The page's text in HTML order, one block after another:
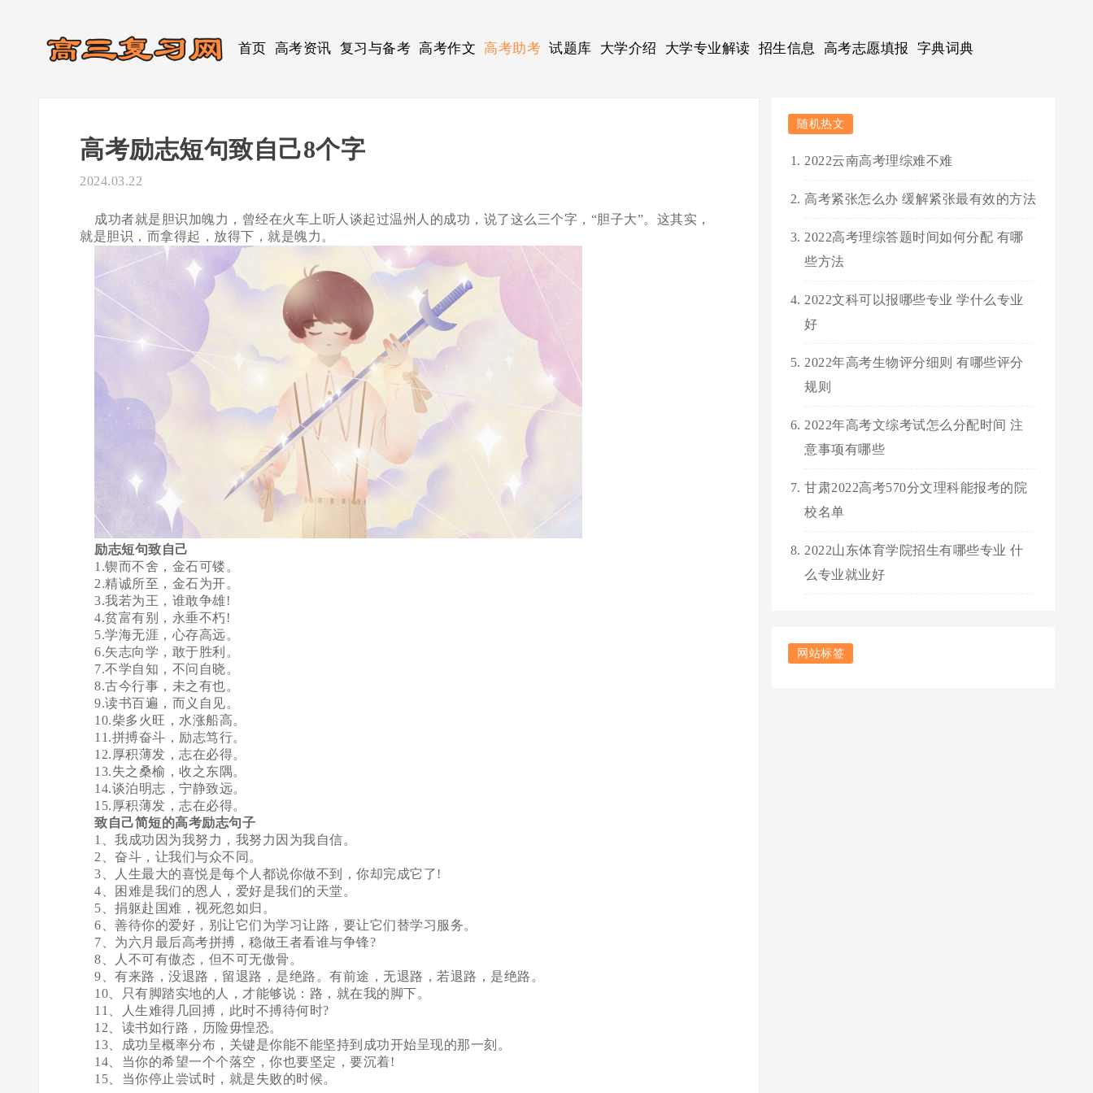
首页 高考资讯 复习与备考 高考作文 高考助考 试题库 大学介绍 大学专业解读 招生信息 高考志愿填报 字典词典
高考励志短句致自己8个字
2024.03.22
成功者就是胆识加魄力，曾经在火车上听人谈起过温州人的成功，说了这么三个字，“胆子大”。这其实，
就是胆识，而拿得起，放得下，就是魄力。
励志短句致自己
1.锲而不舍，金石可镂。
2.精诚所至，金石为开。
3.我若为王，谁敢争雄!
4.贫富有别，永垂不朽!
5.学海无涯，心存高远。
6.矢志向学，敢于胜利。
7.不学自知，不问自晓。
8.古今行事，未之有也。
9.读书百遍，而义自见。
10.柴多火旺，水涨船高。
11.拼搏奋斗，励志笃行。
12.厚积薄发，志在必得。
13.失之桑榆，收之东隅。
14.谈泊明志，宁静致远。
15.厚积薄发，志在必得。
致自己简短的高考励志句子
1、我成功因为我努力，我努力因为我自信。
2、奋斗，让我们与众不同。
3、人生最大的喜悦是每个人都说你做不到，你却完成它了!
4、困难是我们的恩人，爱好是我们的天堂。
5、捐躯赴国难，视死忽如归。
6、善待你的爱好，别让它们为学习让路，要让它们替学习服务。
7、为六月最后高考拼搏，稳做王者看谁与争锋?
8、人不可有傲态，但不可无傲骨。
9、有来路，没退路，留退路，是绝路。有前途，无退路，若退路，是绝路。
10、只有脚踏实地的人，才能够说：路，就在我的脚下。
11、人生难得几回搏，此时不搏待何时?
12、读书如行路，历险毋惶恐。
13、成功呈概率分布，关键是你能不能坚持到成功开始呈现的那一刻。
14、当你的希望一个个落空，你也要坚定，要沉着!
15、当你停止尝试时，就是失败的时候。
随机热文
2022云南高考理综难不难
高考紧张怎么办 缓解紧张最有效的方法
2022高考理综答题时间如何分配 有哪
些方法
2022文科可以报哪些专业 学什么专业
好
2022年高考生物评分细则 有哪些评分
规则
2022年高考文综考试怎么分配时间 注
意事项有哪些
甘肃2022高考570分文理科能报考的院
校名单
2022山东体育学院招生有哪些专业 什
么专业就业好
网站标签